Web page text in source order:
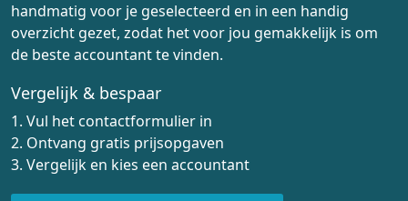
handmatig voor je geselecteerd en in een handig
overzicht gezet, zodat het voor jou gemakkelijk is om
de beste accountant te vinden.
Vergelijk & bespaar
1. Vul het contactformulier in
2. Ontvang gratis prijsopgaven
3. Vergelijk en kies een accountant